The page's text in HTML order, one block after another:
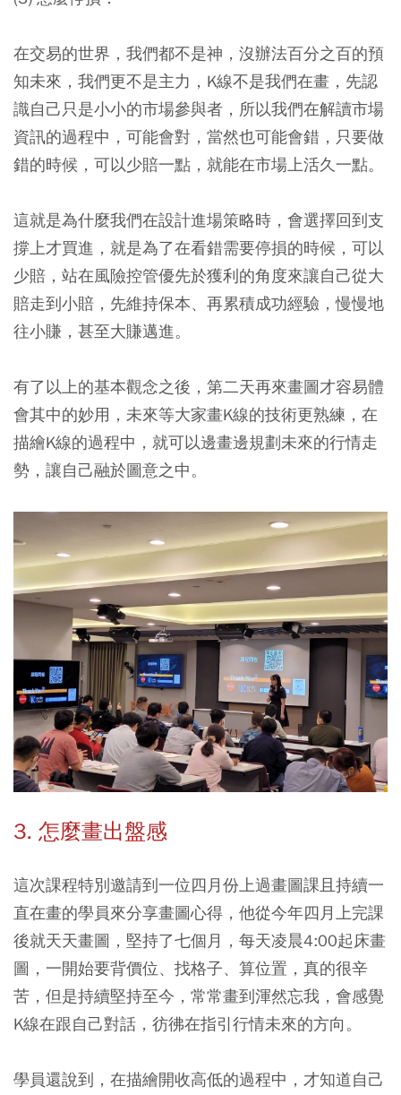
在交易的世界，我們都不是神，沒辦法百分之百的預
知未來，我們更不是主力，K線不是我們在畫，先認
識自己只是小小的市場參與者，所以我們在解讀市場
資訊的過程中，可能會對，當然也可能會錯，只要做
錯的時候，可以少賠一點，就能在市場上活久一點。
這就是為什麼我們在設計進場策略時，會選擇回到支
撐上才買進，就是為了在看錯需要停損的時候，可以
少賠，站在風險控管優先於獲利的角度來讓自己從大
賠走到小賠，先維持保本、再累積成功經驗，慢慢地
往小賺，甚至大賺邁進。
有了以上的基本觀念之後，第二天再來畫圖才容易體
會其中的妙用，未來等大家畫K線的技術更熟練，在
描繪K線的過程中，就可以邊畫邊規劃未來的行情走
勢，讓自己融於圖意之中。
3. 怎麼畫出盤感
這次課程特別邀請到一位四月份上過畫圖課且持續一
直在畫的學員來分享畫圖心得，他從今年四月上完課
後就天天畫圖，堅持了七個月，每天凌晨4:00起床畫
圖，一開始要背價位、找格子、算位置，真的很辛
苦，但是持續堅持至今，常常畫到渾然忘我，會感覺
K線在跟自己對話，彷彿在指引行情未來的方向。
學員還說到，在描繪開收高低的過程中，才知道自己